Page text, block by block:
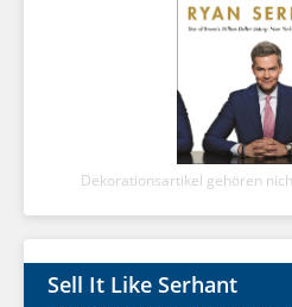
Dekorationsartikel gehören
Sell It Like Serhant